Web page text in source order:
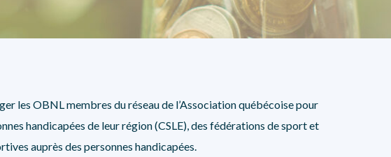
NOS PARTENAIRES
les OBNL membres du réseau de l’Association québécoise pour
handicapées de leur région (CSLE), des fédérations de sport et
auprès des personnes handicapées.